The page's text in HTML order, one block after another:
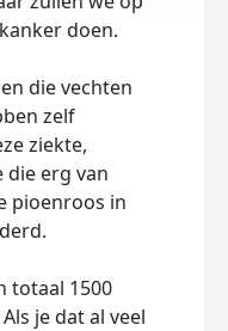
doen.
die vechten
zelf
ziekte,
die erg van
pioenroos in
totaal 1500
je dat al veel